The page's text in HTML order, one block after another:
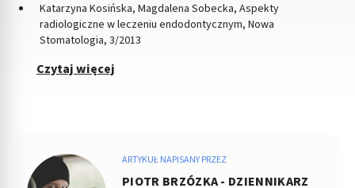
Katarzyna Kosińska, Magdalena Sobecka, Aspekty
radiologiczne w leczeniu endodontycznym, Nowa
Stomatologia, 3/2013
Czytaj więcej
ARTYKUŁ NAPISANY PRZEZ
PIOTR BRZÓZKA - DZIENNIKARZ